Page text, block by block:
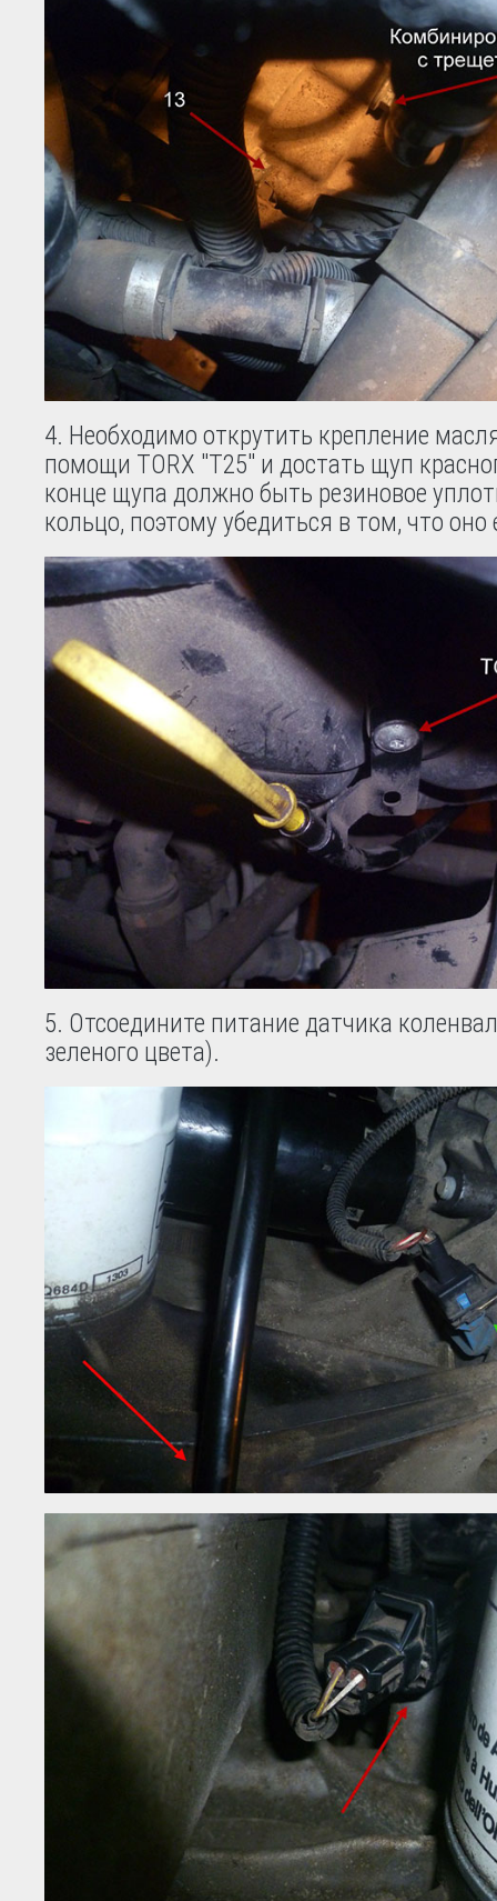
Необходимо открутить крепление
помощи TORX "T25" и достать щуп
конце щупа должно быть резиновое
кольцо, поэтому убедиться в том, что оно
Отсоедините питание датчика
зеленого цвета).